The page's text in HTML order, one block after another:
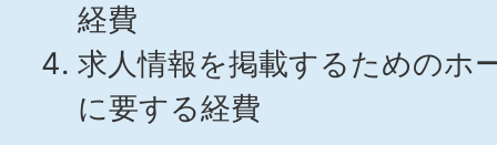
経費
求人情報を掲載するためのホ
に要する経費